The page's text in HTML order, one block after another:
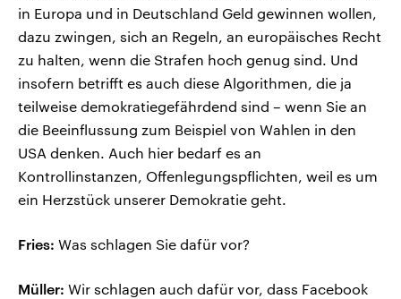
in Europa und in Deutschland Geld gewinnen wollen,
dazu zwingen, sich an Regeln, an europäisches Recht
zu halten, wenn die Strafen hoch genug sind. Und
insofern betrifft es auch diese Algorithmen, die ja
teilweise demokratiegefährdend sind – wenn Sie an
die Beeinflussung zum Beispiel von Wahlen in den
USA denken. Auch hier bedarf es an
Kontrollinstanzen, Offenlegungspflichten, weil es um
ein Herzstück unserer Demokratie geht.
Fries: Was schlagen Sie dafür vor?
Müller: Wir schlagen auch dafür vor, dass Facebook